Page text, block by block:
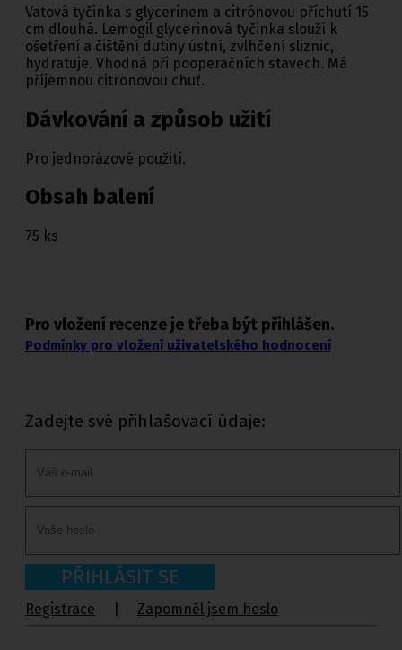
Vatová tyčinka s glycerinem a citrónovou příchutí 15
cm dlouhá. Lemogil glycerinová tyčinka slouží k
ošetření a čištění dutiny ústní, zvlhčení sliznic,
hydratuje. Vhodná při pooperačních stavech. Má
příjemnou citronovou chuť.
Dávkování a způsob užití
Pro jednorázové použití.
Obsah balení
75 ks
Pro vložení recenze je třeba být přihlášen.
Podmínky pro vložení uživatelského hodnocení
Zadejte své přihlašovací údaje:
PŘIHLÁSIT SE
Registrace Zapomněl jsem heslo